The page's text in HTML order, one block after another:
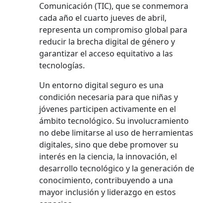
Comunicación (TIC), que se conmemora
cada año el cuarto jueves de abril,
representa un compromiso global para
reducir la brecha digital de género y
garantizar el acceso equitativo a las
tecnologías.
Un entorno digital seguro es una
condición necesaria para que niñas y
jóvenes participen activamente en el
ámbito tecnológico. Su involucramiento
no debe limitarse al uso de herramientas
digitales, sino que debe promover su
interés en la ciencia, la innovación, el
desarrollo tecnológico y la generación de
conocimiento, contribuyendo a una
mayor inclusión y liderazgo en estos